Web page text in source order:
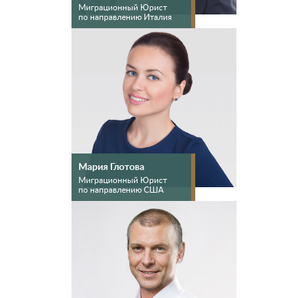
Миграционный Юрист
по направлению Италия
Мария Глотова
Миграционный Юрист
по направлению США